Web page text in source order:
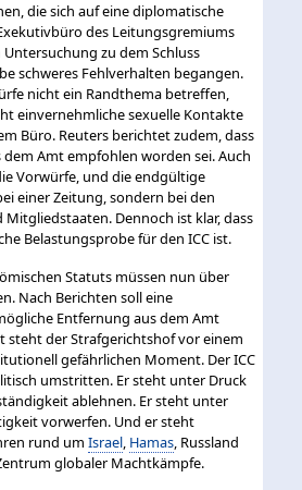
die sich auf eine diplomatische
des Leitungsgremiums
Untersuchung zu dem Schluss
schweres Fehlverhalten begangen.
nicht ein Randthema betreffen,
einvernehmliche sexuelle Kontakte
Büro. Reuters berichtet zudem, dass
Amt empfohlen worden sei. Auch
Vorwürfe, und die endgültige
einer Zeitung, sondern bei den
Dennoch ist klar, dass
Belastungsprobe für den ICC ist.
Statuts müssen nun über
Nach Berichten soll eine
Entfernung aus dem Amt
steht der Strafgerichtshof vor einem
gefährlichen Moment. Der ICC
umstritten. Er steht unter Druck
ablehnen. Er steht unter
vorwerfen. Und er steht
rund umIsrael, Hamas, Russland
globaler Machtkämpfe.